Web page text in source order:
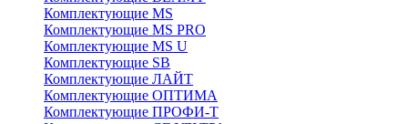
Комплектующие MS
Комплектующие MS PRO
Комплектующие MS U
Комплектующие SB
Комплектующие ЛАЙТ
Комплектующие ОПТИМА
Комплектующие ПРОФИ-Т